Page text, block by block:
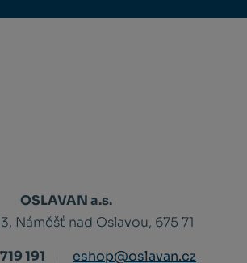
OSLAVAN a.s.
Náměšť nad Oslavou, 675 71
191
eshop@oslavan.cz